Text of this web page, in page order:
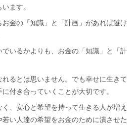
ます。
金の「知識」と「計画」があれば避け
いるかよりも、お金の「知識」と「計
るとは思いません。でも幸せに生きて
付き合っていくことが大切です。
、安心と希望を持って生きる人が増え
い人達の希望をお金のために潰させた